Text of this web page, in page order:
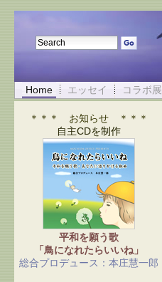
Home エッセイ コラボ展
＊＊＊ お知らせ ＊＊＊
自主CDを制作
平和を願う歌
「鳥になれたらいいね」
総合プロデュース：本庄慧一郎